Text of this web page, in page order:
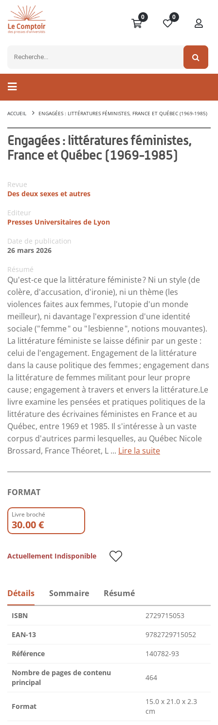
0 0
ACCUEIL ENGAGÉES : LITTÉRATURES FÉMINISTES, FRANCE ET QUÉBEC (1969-1985)
Engagées : littératures féministes,
France et Québec (1969-1985)
Revue
Des deux sexes et autres
Editeur
Presses Universitaires de Lyon
Date de publication
26 mars 2026
Résumé
Qu'est-ce que la littérature féministe ? Ni un style (de
colère, d'accusation, d'ironie), ni un thème (les
violences faites aux femmes, l'utopie d'un monde
meilleur), ni davantage l'expression d'une identité
sociale (" femme " ou " lesbienne ", notions mouvantes).
La littérature féministe se laisse définir par un geste :
celui de l'engagement. Engagement de la littérature
dans la cause politique des femmes ; engagement dans
la littérature de femmes militant pour leur propre
cause ; engagement à travers et envers la littérature.Le
livre examine les pensées et pratiques politiques de la
littérature des écrivaines féministes en France et au
Québec, entre 1969 et 1985. Il s'intéresse à un vaste
corpus d'autrices parmi lesquelles, au Québec Nicole
Brossard, France Théoret, L ... Lire la suite
FORMAT
Livre broché
30.00 €
Actuellement Indisponible
Détails Sommaire Résumé
ISBN 2729715053
EAN-13 9782729715052
Référence 140782-93
Nombre de pages de contenu
principal
464
Format
15.0 x 21.0 x 2.3
cm